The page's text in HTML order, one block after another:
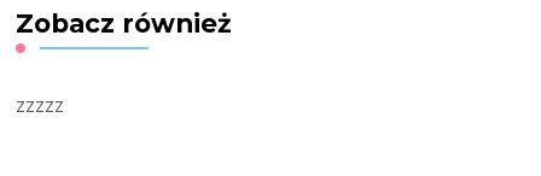
Zobacz również
zzzzz